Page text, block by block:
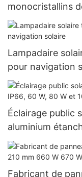
monocristallins
W à prix
Lampadaire
pour navigation
Éclairage public
aluminium
nouveau modèle
Fabricant de